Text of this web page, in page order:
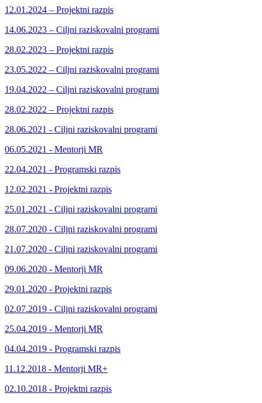
12.01.2024 – Projektni razpis
14.06.2023 – Ciljni raziskovalni programi
28.02.2023 – Projektni razpis
23.05.2022 – Ciljni raziskovalni programi
19.04.2022 – Ciljni raziskovalni programi
28.02.2022 – Projektni razpis
28.06.2021 - Ciljni raziskovalni programi
06.05.2021 - Mentorji MR
22.04.2021 - Programski razpis
12.02.2021 - Projektni razpis
25.01.2021 - Ciljni raziskovalni programi
28.07.2020 - Ciljni raziskovalni programi
21.07.2020 - Ciljni raziskovalni programi
09.06.2020 - Mentorji MR
29.01.2020 - Projektni razpis
02.07.2019 - Ciljni raziskovalni programi
25.04.2019 - Mentorji MR
04.04.2019 - Programski razpis
11.12.2018 - Mentorji MR+
02.10.2018 - Projektni razpis